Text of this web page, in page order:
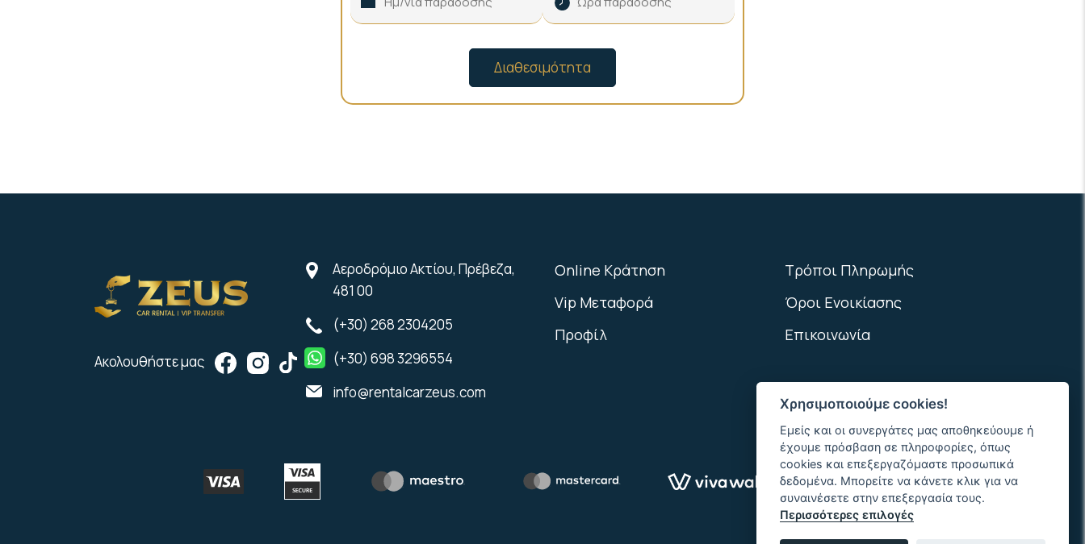
Ακολουθήστε μας
Αεροδρόμιο Ακτίου, Πρέβεζα,
481 00
(+30) 268 2304205
(+30) 698 3296554
info@rentalcarzeus.com
Online Κράτηση
Vip Μεταφορά
Προφίλ
Τρόποι Πληρωμής
Όροι Ενοικίασης
Επικοινωνία
Χρησιμοποιούμε cookies!
Εμείς και οι συνεργάτες μας αποθηκεύουμε ή
έχουμε πρόσβαση σε πληροφορίες, όπως
cookies και επεξεργαζόμαστε προσωπικά
δεδομένα. Μπορείτε να κάνετε κλικ για να
συναινέσετε στην επεξεργασία τους.
Περισσότερες επιλογές